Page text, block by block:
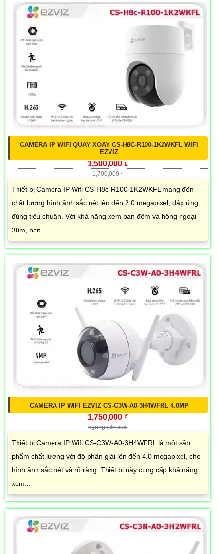
CAMERA IP WIFI QUAY XOAY CS-H8C-R100-1K2WKFL WIFI
EZVIZ
1,500,000 ₫
1,700,000 ₫
Thiết bị Camera IP Wifi CS-H8c-R100-1K2WKFL mang đến
chất lượng hình ảnh sắc nét lên đến 2.0 megapixel, đáp ứng
đúng tiêu chuẩn. Với khả năng xem ban đêm và hồng ngoại
30m, bạn...
CAMERA IP WIFI EZVIZ CS-C3W-A0-3H4WFRL 4.0MP
1,750,000 ₫
ngung s₫n xu₫t
Thiết bị Camera IP Wifi CS-C3W-A0-3H4WFRL là một sản
phẩm chất lượng với độ phân giải lên đến 4.0 megapixel, cho
hình ảnh sắc nét và rõ ràng. Thiết bị này cung cấp khả năng
xem...